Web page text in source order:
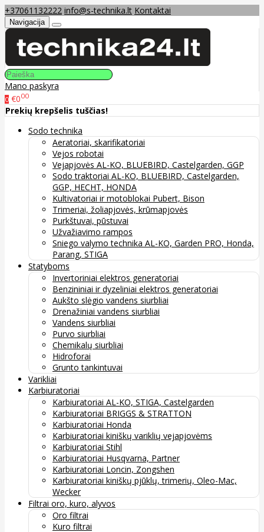
+37061132222 info@s-technika.lt Kontaktai
Navigacija
Mano paskyra
0 €000
Prekių krepšelis tuščias!
Sodo technika
Aeratoriai, skarifikatoriai
Vejos robotai
Vejapjovės AL-KO, BLUEBIRD, Castelgarden, GGP
Sodo traktoriai AL-KO, BLUEBIRD, Castelgarden,
GGP, HECHT, HONDA
Kultivatoriai ir motoblokai Pubert, Bison
Trimeriai, žoliapjovės, krūmapjovės
Purkštuvai, pūstuvai
Užvažiavimo rampos
Sniego valymo technika AL-KO, Garden PRO, Honda,
Parang, STIGA
Statyboms
Invertoriniai elektros generatoriai
Benzininiai ir dyzeliniai elektros generatoriai
Aukšto slėgio vandens siurbliai
Drenažiniai vandens siurbliai
Vandens siurbliai
Purvo siurbliai
Chemikalų siurbliai
Hidroforai
Grunto tankintuvai
Varikliai
Karbiuratoriai
Karbiuratoriai AL-KO, STIGA, Castelgarden
Karbiuratoriai BRIGGS & STRATTON
Karbiuratoriai Honda
Karbiuratoriai kiniškų variklių vejapjovėms
Karbiuratoriai Stihl
Karbiuratoriai Husqvarna, Partner
Karbiuratoriai Loncin, Zongshen
Karbiuratoriai kiniškų pjūklų, trimerių, Oleo-Mac,
Wecker
Filtrai oro, kuro, alyvos
Oro filtrai
Kuro filtrai